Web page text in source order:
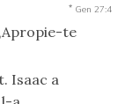
* Gen 27:4
te
Isaac a